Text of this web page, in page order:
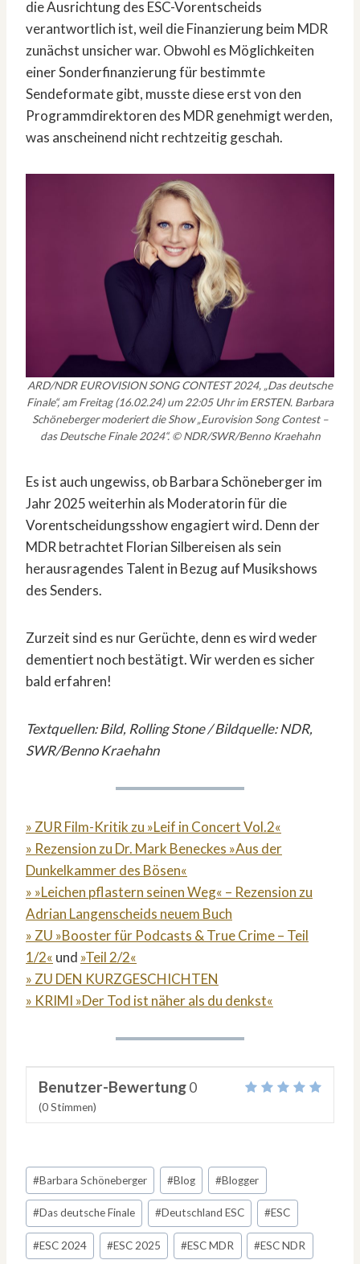
die Ausrichtung des ESC-Vorentscheids
verantwortlich ist, weil die Finanzierung beim MDR
zunächst unsicher war. Obwohl es Möglichkeiten
einer Sonderfinanzierung für bestimmte
Sendeformate gibt, musste diese erst von den
Programmdirektoren des MDR genehmigt werden,
was anscheinend nicht rechtzeitig geschah.
ARD/NDR EUROVISION SONG CONTEST 2024, „Das deutsche
Finale“, am Freitag (16.02.24) um 22:05 Uhr im ERSTEN. Barbara
Schöneberger moderiert die Show „Eurovision Song Contest –
das Deutsche Finale 2024“. © NDR/SWR/Benno Kraehahn
Es ist auch ungewiss, ob Barbara Schöneberger im
Jahr 2025 weiterhin als Moderatorin für die
Vorentscheidungsshow engagiert wird. Denn der
MDR betrachtet Florian Silbereisen als sein
herausragendes Talent in Bezug auf Musikshows
des Senders.
Zurzeit sind es nur Gerüchte, denn es wird weder
dementiert noch bestätigt. Wir werden es sicher
bald erfahren!
Textquellen: Bild, Rolling Stone / Bildquelle: NDR,
SWR/Benno Kraehahn
» ZUR Film-Kritik zu »Leif in Concert Vol.2«
» Rezension zu Dr. Mark Beneckes »Aus der
Dunkelkammer des Bösen«
» »Leichen pflastern seinen Weg« – Rezension zu
Adrian Langenscheids neuem Buch
» ZU »Booster für Podcasts & True Crime – Teil
1/2« und »Teil 2/2«
» ZU DEN KURZGESCHICHTEN
» KRIMI »Der Tod ist näher als du denkst«
Benutzer-Bewertung0
(0Stimmen)
Schlagworte:
#Barbara Schöneberger #Blog #Blogger
#Das deutsche Finale #Deutschland ESC #ESC
#ESC 2024 #ESC 2025 #ESC MDR #ESC NDR